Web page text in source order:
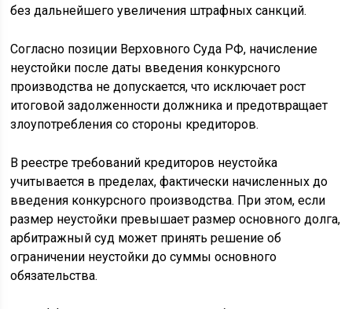
без дальнейшего увеличения штрафных санкций.
Согласно позиции Верховного Суда РФ, начисление
неустойки после даты введения конкурсного
производства не допускается, что исключает рост
итоговой задолженности должника и предотвращает
злоупотребления со стороны кредиторов.
В реестре требований кредиторов неустойка
учитывается в пределах, фактически начисленных до
введения конкурсного производства. При этом, если
размер неустойки превышает размер основного долга,
арбитражный суд может принять решение об
ограничении неустойки до суммы основного
обязательства.